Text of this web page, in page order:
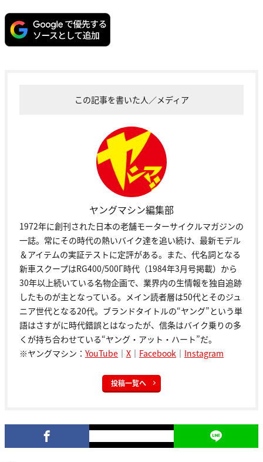
この記事を書いた人／メディア
ヤングマシン編集部
1972年に創刊された日本の老舗モーターサイクルマガジンの
一誌。常にその時代の熱いバイク達を追い続け、最新モデル
＆アイテムの実証テストに定評がある。また、代名詞となる
新車スクープはRG400/500Γ時代（1984年3月号掲載）から
30年以上続いている名物企画で、業界内の生情報を独自追跡
したものが主となっている。メイン読者層は50代とそのジュ
ニア世代となる20代。ブランドタイトルの“ヤング”という単
語はさすがに時代錯誤とはなったが、信条はバイク乗りの多
くが持ち合わせている“ヤング・アット・ハート”だ。
※ヤングマシン： YouTube ｜ X ｜ Facebook ｜ Instagram
投稿一覧へ